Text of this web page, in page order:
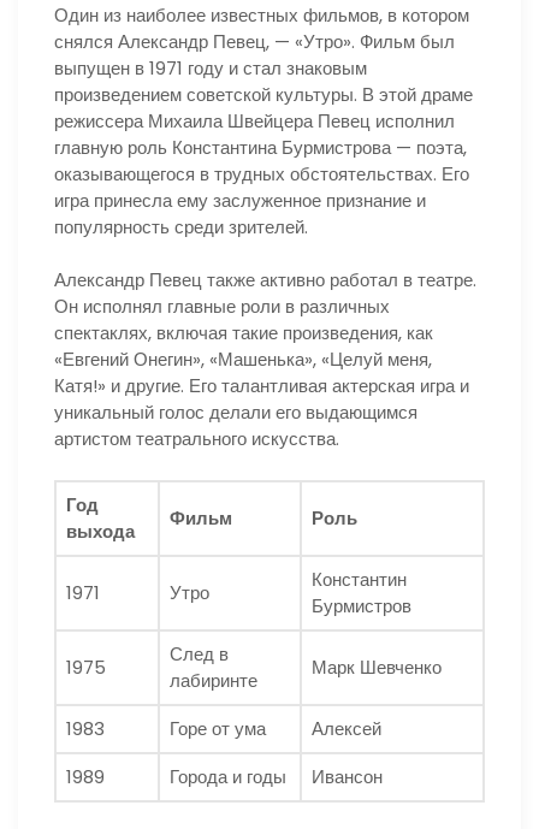
Один из наиболее известных фильмов, в котором
снялся Александр Певец, — «Утро». Фильм был
выпущен в 1971 году и стал знаковым
произведением советской культуры. В этой драме
режиссера Михаила Швейцера Певец исполнил
главную роль Константина Бурмистрова — поэта,
оказывающегося в трудных обстоятельствах. Его
игра принесла ему заслуженное признание и
популярность среди зрителей.
Александр Певец также активно работал в театре.
Он исполнял главные роли в различных
спектаклях, включая такие произведения, как
«Евгений Онегин», «Машенька», «Целуй меня,
Катя!» и другие. Его талантливая актерская игра и
уникальный голос делали его выдающимся
артистом театрального искусства.
Год
выхода
Фильм Роль
1971 Утро
Константин
Бурмистров
1975
След в
лабиринте
Марк Шевченко
1983 Горе от ума
Алексей
1989
Города и годы Ивансон